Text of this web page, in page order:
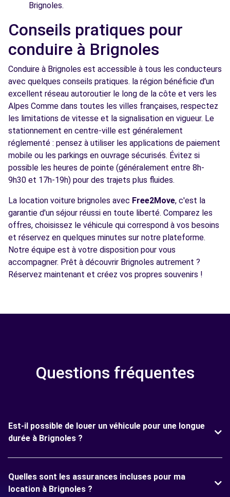
Brignoles.
Conseils pratiques pour
conduire à Brignoles
Conduire à Brignoles est accessible à tous les conducteurs
avec quelques conseils pratiques. la région bénéficie d'un
excellent réseau autoroutier le long de la côte et vers les
Alpes Comme dans toutes les villes françaises, respectez
les limitations de vitesse et la signalisation en vigueur. Le
stationnement en centre-ville est généralement
réglementé : pensez à utiliser les applications de paiement
mobile ou les parkings en ouvrage sécurisés. Évitez si
possible les heures de pointe (généralement entre 8h-
9h30 et 17h-19h) pour des trajets plus fluides.
La location voiture brignoles avec Free2Move, c'est la
garantie d'un séjour réussi en toute liberté. Comparez les
offres, choisissez le véhicule qui correspond à vos besoins
et réservez en quelques minutes sur notre plateforme.
Notre équipe est à votre disposition pour vous
accompagner. Prêt à découvrir Brignoles autrement ?
Réservez maintenant et créez vos propres souvenirs !
Questions fréquentes
Est-il possible de louer un véhicule pour une longue
durée à Brignoles ?
Quelles sont les assurances incluses pour ma
location à Brignoles ?